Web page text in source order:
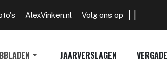
AlexVinken.nl Volg ons op
JAARVERSLAGEN